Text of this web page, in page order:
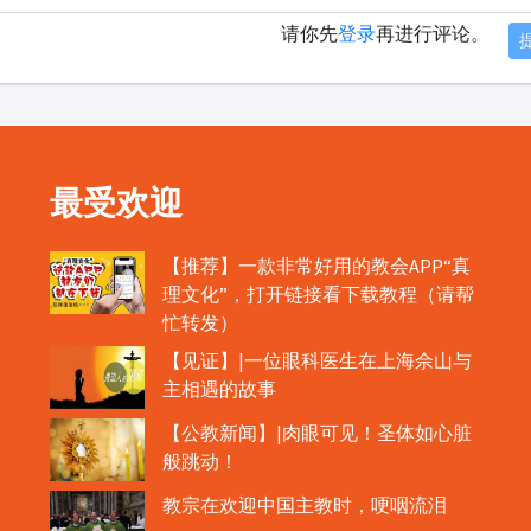
请你先登录再进行评论。
最受欢迎
【推荐】一款非常好用的教会APP“真
理文化”，打开链接看下载教程（请帮
忙转发）
【见证】|一位眼科医生在上海佘山与
主相遇的故事
【公教新闻】|肉眼可见！圣体如心脏
般跳动！
教宗在欢迎中国主教时，哽咽流泪